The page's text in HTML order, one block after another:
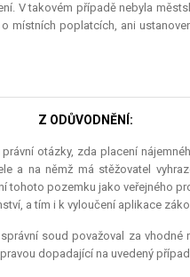
V takovém případě nebyla
poplatcích, ani
Z ODŮVODNĚNÍ:
otázky, zda placení
a na němž má stěžovatel
tohoto pozemku jako veřejného
a tím i k vyloučení aplikace
soud považoval za
dopadající na uvedený